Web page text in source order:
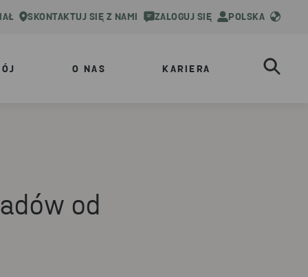
SKONTAKTUJ SIĘ Z NAMI ZALOGUJ SIĘ POLSKA
O NAS KARIERA
od